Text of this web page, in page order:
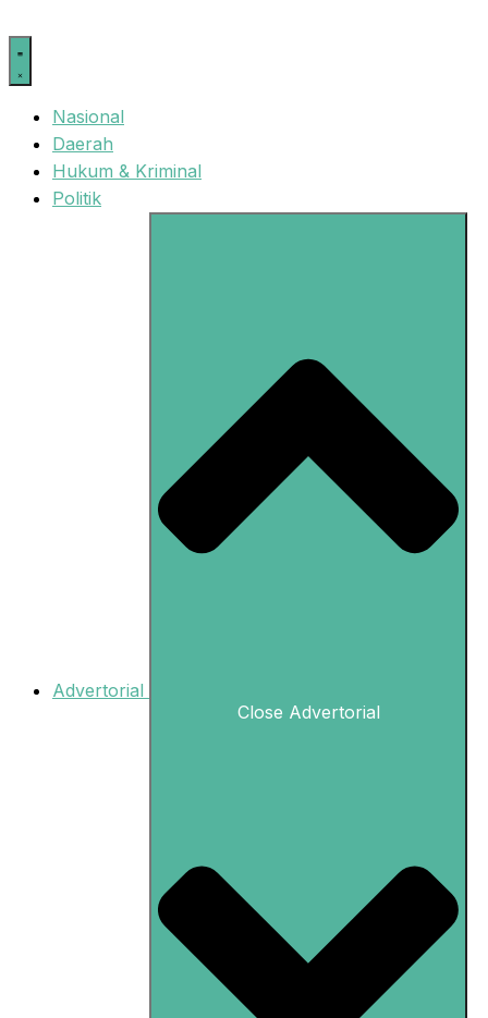
ke
isi
Nasional
Daerah
Hukum & Kriminal
Politik
Advertorial
Close Advertorial